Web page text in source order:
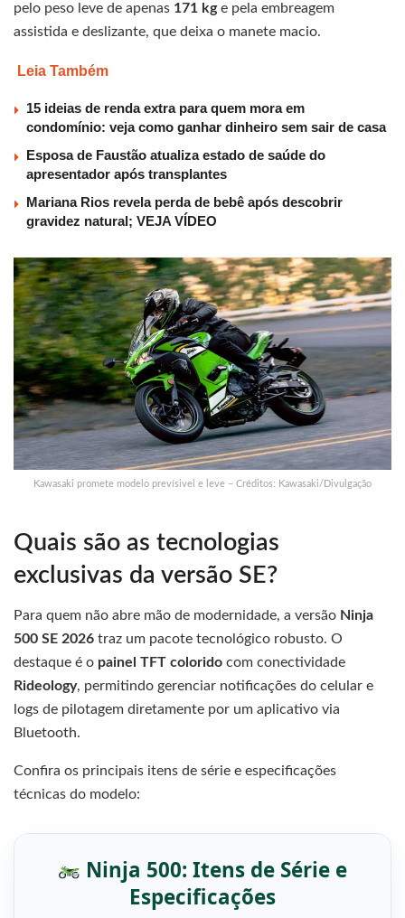
pelo peso leve de apenas 171 kge pela embreagem
assistida e deslizante, que deixa o manete macio.
Leia Também
15 ideias de renda extra para quem mora em
condomínio: veja como ganhar dinheiro sem sair de casa
Esposa de Faustão atualiza estado de saúde do
apresentador após transplantes
Mariana Rios revela perda de bebê após descobrir
gravidez natural; VEJA VÍDEO
Kawasaki promete modelo prevísivel e leve – Créditos: Kawasaki/Divulgação
Quais são as tecnologias
exclusivas da versão SE?
Para quem não abre mão de modernidade, a versão Ninja
500 SE 2026 traz um pacote tecnológico robusto. O
destaque é o painel TFT colorido com conectividade
Rideology, permitindo gerenciar notificações do celular e
logs de pilotagem diretamente por um aplicativo via
Bluetooth.
Confira os principais itens de série e especificações
técnicas do modelo:
Ninja 500: Itens de Série e
Especificações